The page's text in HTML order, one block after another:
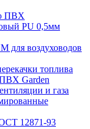
ПВХ
PU 0,5мм
для воздуховодов
топлива
Garden
и газа
12871-93